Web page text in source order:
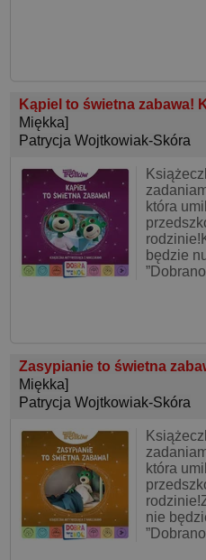
Kąpiel to świetna zabawa!
Miękka]
Patrycja Wojtkowiak-Skóra
która
będzie
Zasypianie to świetna
Miękka]
Patrycja Wojtkowiak-Skóra
która
nie